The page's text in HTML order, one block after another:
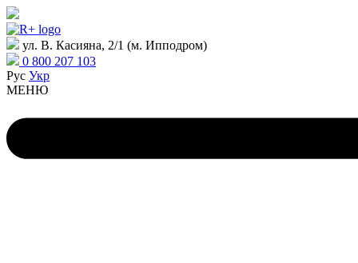
ул. В. Касияна, 2/1 (м. Ипподром)
0 800 207 103
Рус Укр
МЕНЮ